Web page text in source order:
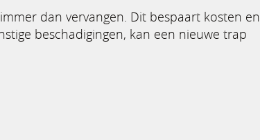
dan vervangen. Dit bespaart kosten en
beschadigingen, kan een nieuwe trap